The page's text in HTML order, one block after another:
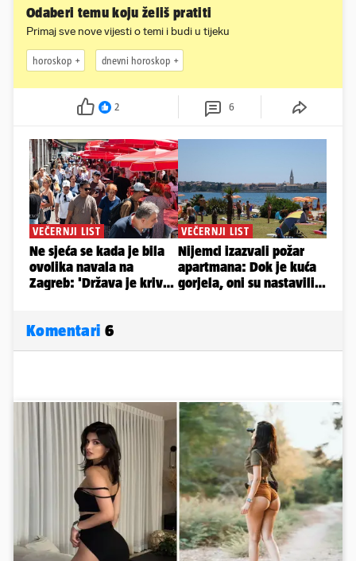
Odaberi temu koju želiš pratiti
Primaj sve nove vijesti o temi i budi u tijeku
horoskop dnevni horoskop
2 6
Komentari 6